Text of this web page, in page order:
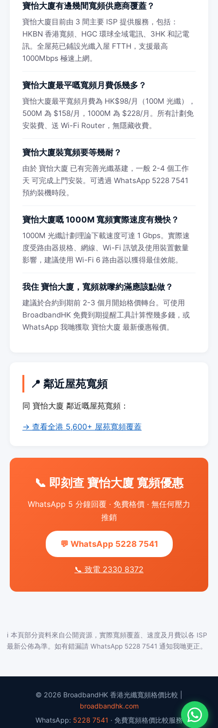
寶怡大廈有邊幾間寬頻供應商覆蓋？
寶怡大廈目前由 3 間主要 ISP 提供服務，包括：
HKBN 香港寬頻、HGC 環球全域電訊、3HK 和記電
訊。全屋苑已鋪設光纖入屋 FTTH，支援最高
1000Mbps 極速上網。
寶怡大廈最平嘅寬頻月費係幾多？
寶怡大廈最平寬頻月費為 HK$98/月（100M 光纖），
500M 為 $158/月，1000M 為 $228/月。所有計劃免
安裝費、送 Wi-Fi Router，無隱藏收費。
寶怡大廈裝寬頻要等幾耐？
由於 寶怡大廈 已有完善光纖基建，一般 2-4 個工作
天 可完成上門安裝。可透過 WhatsApp 5228 7541
預約裝機時段。
寶怡大廈嘅 1000M 寬頻實際速度有幾快？
1000M 光纖計劃理論下載速度可達 1 Gbps。實際速
度受路由器規格、網線、Wi-Fi 訊號及使用裝置數量
影響，建議使用 Wi-Fi 6 路由器以獲得最佳效能。
我住 寶怡大廈，寬頻就嚟約滿應該點做？
建議於合約到期前 2-3 個月開始格價轉台。可使用
BroadbandHK 免費到期提醒工具計算慳幾多錢，或
WhatsApp 我哋獲取 寶怡大廈 最新優惠報價。
📍 鄰近屋苑寬頻
同 寶怡大廈 鄰近嘅屋苑寬頻：
→ 查看全港 5,600+ 屋苑寬頻覆蓋
📞 即刻查 寶怡大廈 寬頻優惠
WhatsApp 5 分鐘回覆 · 免費格價 · 無任何壓力
推銷
💬 WhatsApp 5228 7541
📞 致電 2330 8372
ℹ️ 本頁部分資料來自公開資源，實際寬頻覆蓋、速度及月費以各 ISP
最新公佈為準。如有錯漏請 WhatsApp 5228 7541 通知我哋更正。
© 2026 BroadbandHK 香港光纖寬頻格價比較 |
broadbandhk.com
WhatsApp: 5228 7541 · 免費寬頻格價比較服務